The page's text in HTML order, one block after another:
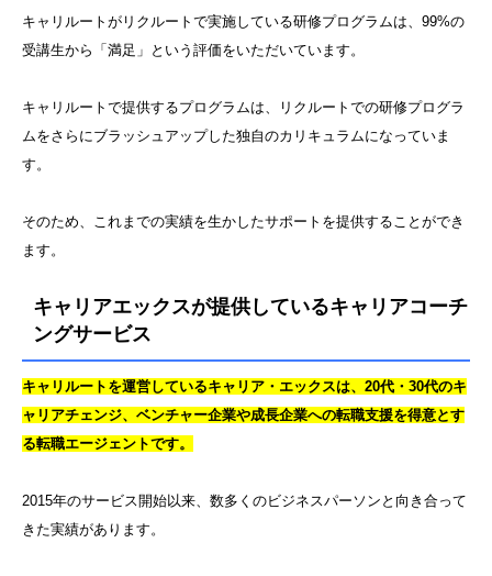
キャリルートがリクルートで実施している研修プログラムは、99%の
受講生から「満足」という評価をいただいています。
キャリルートで提供するプログラムは、リクルートでの研修プログラ
ムをさらにブラッシュアップした独自のカリキュラムになっていま
す。
そのため、これまでの実績を生かしたサポートを提供することができ
ます。
キャリアエックスが提供しているキャリアコーチ
ングサービス
キャリルートを運営しているキャリア・エックスは、20代・30代のキ
ャリアチェンジ、ベンチャー企業や成長企業への転職支援を得意とす
る転職エージェントです。
2015年のサービス開始以来、数多くのビジネスパーソンと向き合って
きた実績があります。